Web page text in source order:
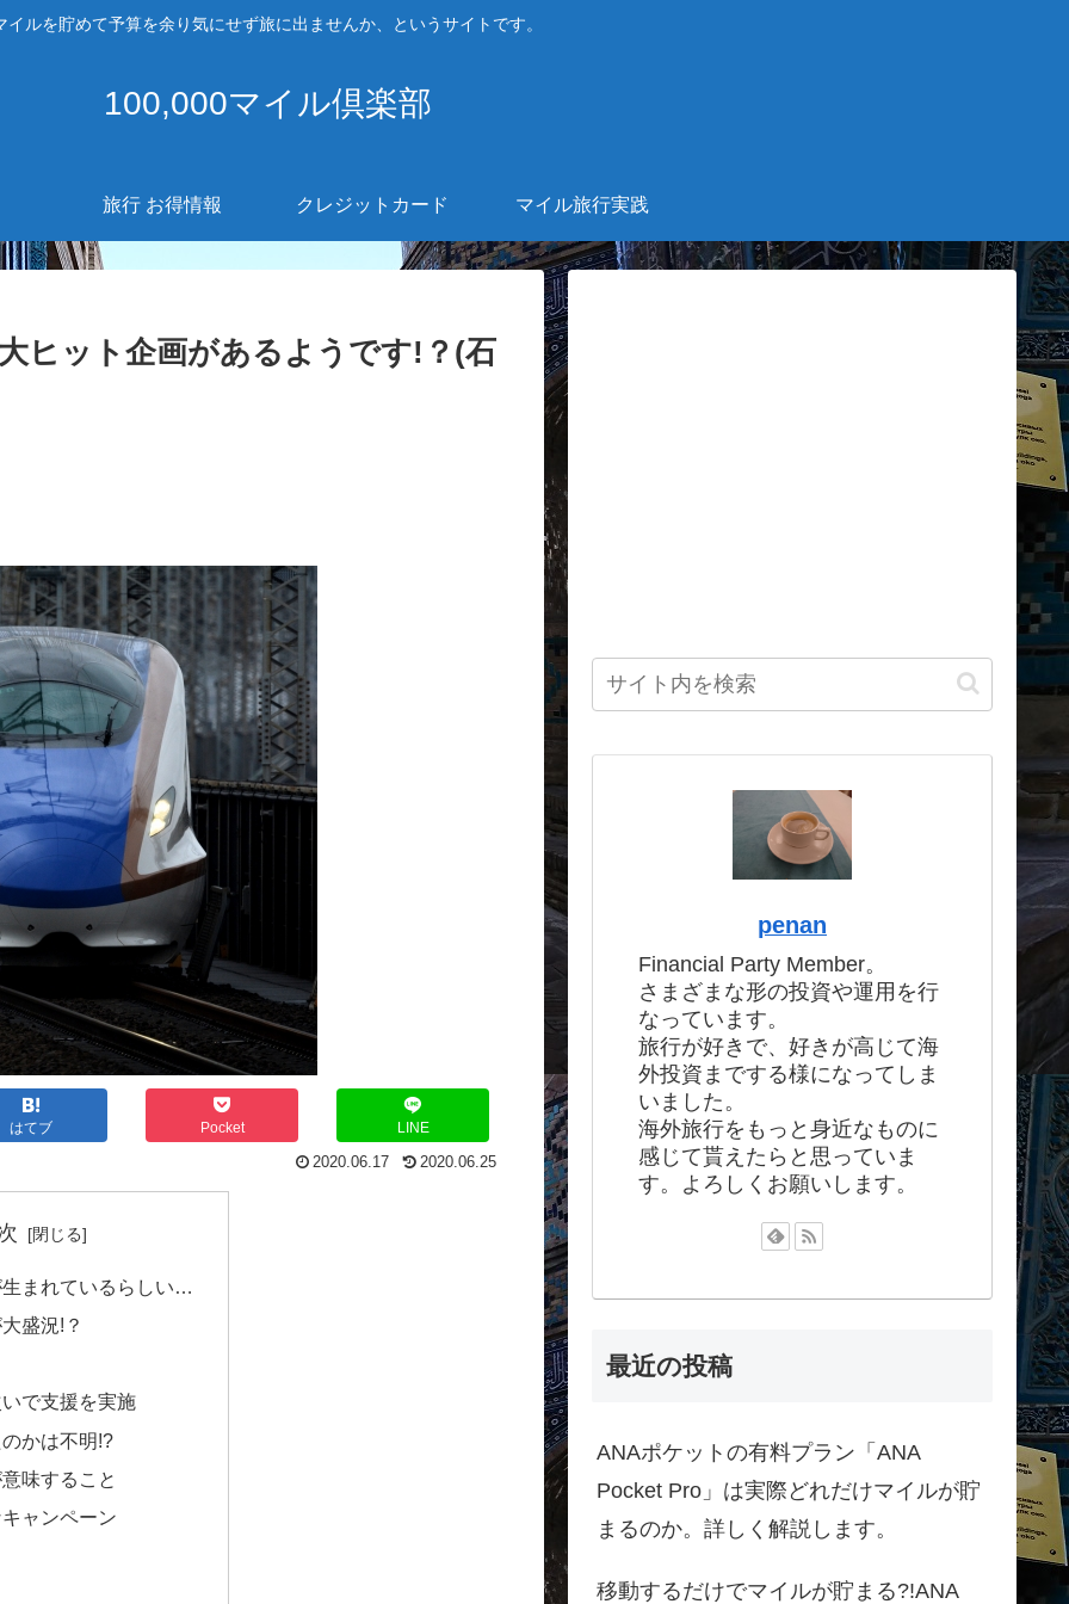
イルを貯めて予算を余り気にせず旅に出ませんか、というサイトです。
100,000マイル倶楽部
旅行 お得情報 クレジットカード マイル旅行実践
ヒット企画があるようです!？(石
はてブ Pocket LINE
2020.06.17 2020.06.25
まれているらしい…
盛況!？
で支援を実施
かは不明!?
味すること
ャンペーン
penan
Financial Party Member。
さまざまな形の投資や運用を行
なっています。
旅行が好きで、好きが高じて海
外投資までする様になってしま
いました。
海外旅行をもっと身近なものに
感じて貰えたらと思っていま
す。よろしくお願いします。
最近の投稿
ANAポケットの有料プラン「ANA
Pocket Pro」は実際どれだけマイルが貯
まるのか。詳しく解説します。
移動するだけでマイルが貯まる?!ANA